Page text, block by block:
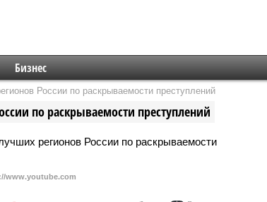
Бизнес
России по раскрываемости преступлений
по раскрываемости преступлений
www.youtube.com